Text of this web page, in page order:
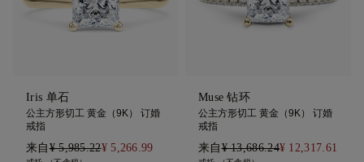
Iris 单石
公主方形切工 黄金（9K） 订婚
戒指
来自¥ 5,985.22¥ 5,266.99
Muse 钻环
公主方形切工 黄金（9K） 订婚
戒指
来自¥ 13,686.24¥ 12,317.61